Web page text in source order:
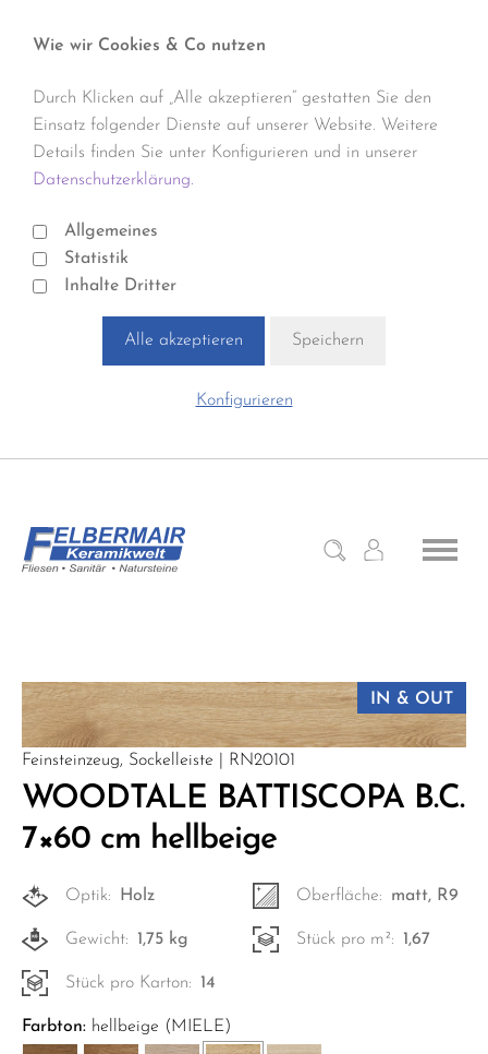
Wie wir Cookies & Co nutzen
Durch Klicken auf „Alle akzeptieren“ gestatten Sie den
Einsatz folgender Dienste auf unserer Website. Weitere
Details finden Sie unter Konfigurieren und in unserer
Datenschutzerklärung.
Allgemeines
Statistik
Inhalte Dritter
Alle akzeptieren Speichern
Konfigurieren
IN & OUT
Feinsteinzeug, Sockelleiste | RN20101
WOODTALE BATTISCOPA B.C.
7×60 cm hellbeige
Optik: Holz Oberfläche: matt, R9
Gewicht: 1,75 kg Stück pro m²: 1,67
Stück pro Karton: 14
Farbton: hellbeige (MIELE)